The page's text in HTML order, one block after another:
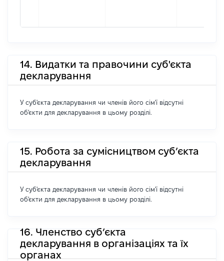
14. Видатки та правочини суб'єкта
декларування
У суб'єкта декларування чи членів його сім'ї відсутні
об'єкти для декларування в цьому розділі.
15. Робота за сумісництвом суб’єкта
декларування
У суб'єкта декларування чи членів його сім'ї відсутні
об'єкти для декларування в цьому розділі.
16. Членство суб’єкта
декларування в організаціях та їх
органах